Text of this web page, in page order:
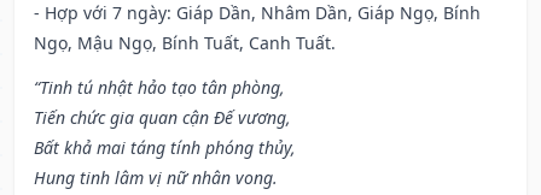
- Hợp với 7 ngày: Giáp Dần, Nhâm Dần, Giáp Ngọ, Bính
Ngọ, Mậu Ngọ, Bính Tuất, Canh Tuất.
“Tinh tú nhật hảo tạo tân phòng,
Tiến chức gia quan cận Đế vương,
Bất khả mai táng tính phóng thủy,
Hung tinh lâm vị nữ nhân vong.